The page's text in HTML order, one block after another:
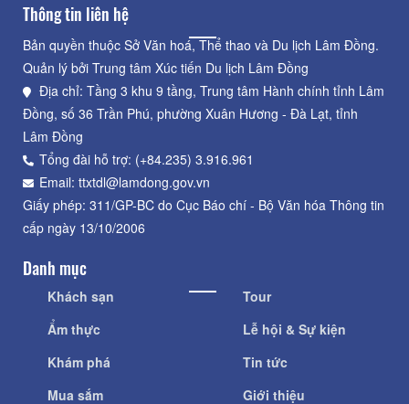
Thông tin liên hệ
Bản quyền thuộc Sở Văn hoá, Thể thao và Du lịch Lâm Đồng.
Quản lý bởi Trung tâm Xúc tiến Du lịch Lâm Đồng
Địa chỉ: Tầng 3 khu 9 tầng, Trung tâm Hành chính tỉnh Lâm
Đồng, số 36 Trần Phú, phường Xuân Hương - Đà Lạt, tỉnh
Lâm Đồng
Tổng đài hỗ trợ: (+84.235) 3.916.961
Email: ttxtdl@lamdong.gov.vn
Giấy phép: 311/GP-BC do Cục Báo chí - Bộ Văn hóa Thông tin
cấp ngày 13/10/2006
Danh mục
Khách sạn
Ẩm thực
Khám phá
Mua sắm
Tour
Lễ hội & Sự kiện
Tin tức
Giới thiệu